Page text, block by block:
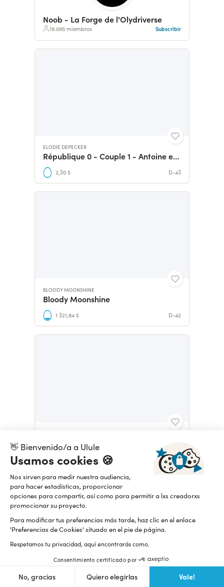
👋 Bienvenido/a a Ulule
Usamos cookies 🍪
Nos sirven para medir nuestra audiencia,
para hacer estadísticas, proporcionar
opciones para compartir, así como para permitir a lxs creadorxs
promocionar su proyecto.
Para modificar tus preferencias más tarde, haz clic en el enlace
'Preferencias de Cookies' situado en el pie de página.
Respetamos tu privacidad, aquí encontrarás como.
Consentimiento certificado por
No, gracias Quiero elegirlas Vale!
Noob - La Forge de l'Olydriverse
19.095 miembros Subscribir
ELODIE DEPECKER
République 0 - Couple 1 - Antoine et Romy
2,30 $ D-43
BLOODY MOONSHINE
Bloody Moonshine
1 321,84 $ D-42
Donnez vie à Unlocked Studio
11,49 $ D-43
LE TURK & LAURA